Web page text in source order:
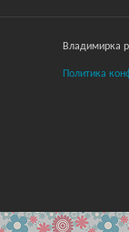
Владимирка
Политика